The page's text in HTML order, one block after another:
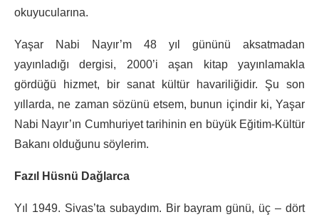
okuyucularına.
Yaşar Nabi Nayır’m 48 yıl gününü aksatmadan
yayınladığı dergisi, 2000’i aşan kitap yayınlamakla
gördüğü hizmet, bir sanat kültür havariliğidir. Şu son
yıllarda, ne zaman sözünü etsem, bunun içindir ki, Yaşar
Nabi Nayır’ın Cumhuriyet tarihinin en büyük Eğitim-Kültür
Bakanı olduğunu söylerim.
Fazıl Hüsnü Dağlarca
Yıl 1949. Sivas’ta subaydım. Bir bayram günü, üç – dört